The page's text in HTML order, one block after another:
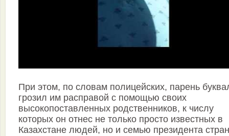
При этом, по словам полицейских, парень
грозил им расправой с помощью своих
высокопоставленных родственников, к числу
которых он отнес не только просто известных в
Казахстане людей, но и семью президента